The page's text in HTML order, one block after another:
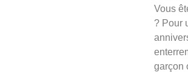
Vous
? Pour
garçon